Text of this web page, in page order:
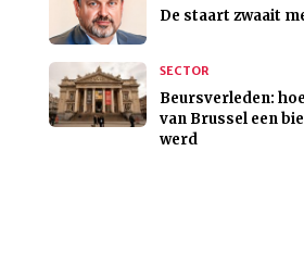
De staart zwaait
SECTOR
Beursverleden:
van Brussel een
werd